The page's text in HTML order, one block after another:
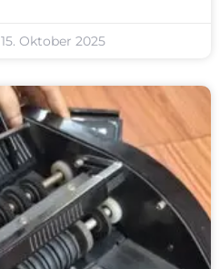
15. Oktober 2025